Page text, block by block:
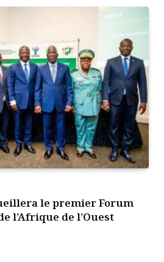
le premier Forum
l’Afrique de l’Ouest